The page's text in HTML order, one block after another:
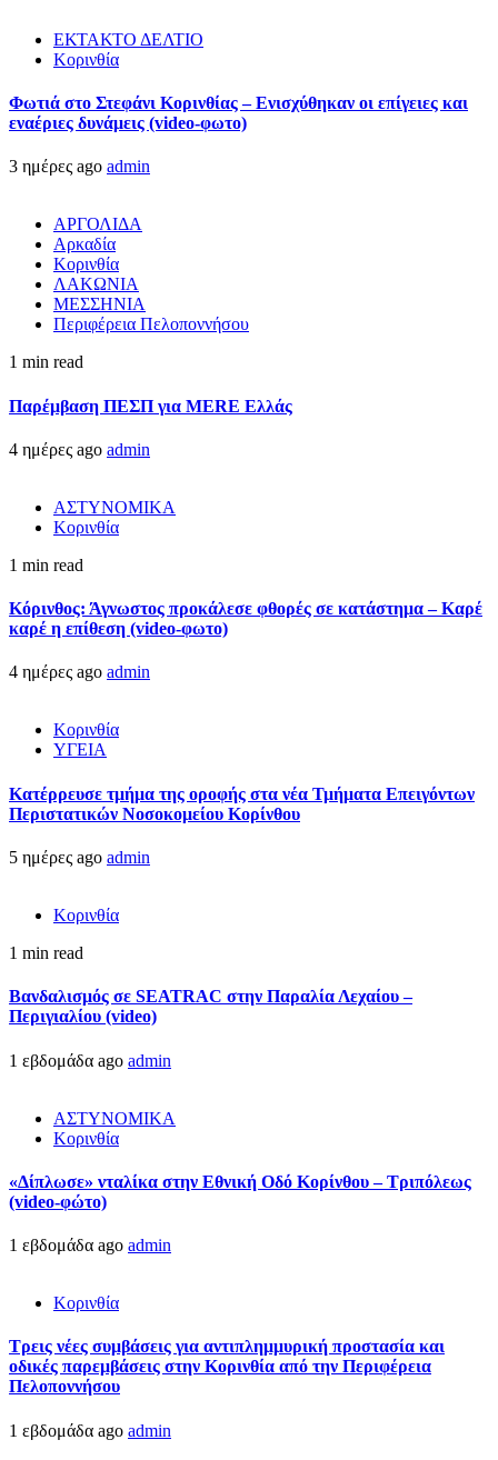
ΕΚΤΑΚΤΟ ΔΕΛΤΙΟ
Κορινθία
Φωτιά στο Στεφάνι Κορινθίας – Ενισχύθηκαν οι επίγειες και
εναέριες δυνάμεις (video-φωτο)
3 ημέρες ago admin
ΑΡΓΟΛΙΔΑ
Αρκαδία
Κορινθία
ΛΑΚΩΝΙΑ
ΜΕΣΣΗΝΙΑ
Περιφέρεια Πελοποννήσου
1 min read
Παρέμβαση ΠΕΣΠ για MERE Ελλάς
4 ημέρες ago admin
ΑΣΤΥΝΟΜΙΚΑ
Κορινθία
1 min read
Κόρινθος: Άγνωστος προκάλεσε φθορές σε κατάστημα – Καρέ
καρέ η επίθεση (video-φωτο)
4 ημέρες ago admin
Κορινθία
ΥΓΕΙΑ
Kατέρρευσε τμήμα της οροφής στα νέα Τμήματα Επειγόντων
Περιστατικών Νοσοκομείου Κορίνθου
5 ημέρες ago admin
Κορινθία
1 min read
Βανδαλισμός σε SEATRAC στην Παραλία Λεχαίου –
Περιγιαλίου (video)
1 εβδομάδα ago admin
ΑΣΤΥΝΟΜΙΚΑ
Κορινθία
«Δίπλωσε» νταλίκα στην Εθνική Oδό Κορίνθου – Τριπόλεως
(video-φώτο)
1 εβδομάδα ago admin
Κορινθία
Τρεις νέες συμβάσεις για αντιπλημμυρική προστασία και
οδικές παρεμβάσεις στην Κορινθία από την Περιφέρεια
Πελοποννήσου
1 εβδομάδα ago admin